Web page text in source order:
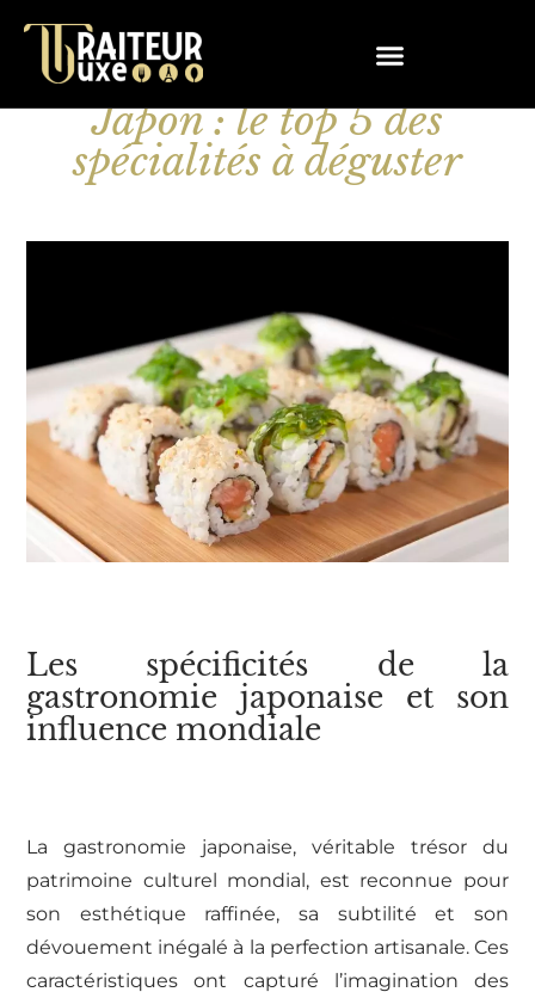
Voyage gastronomique au
Japon : le top 5 des
spécialités à déguster
Les spécificités de la
gastronomie japonaise et son
influence mondiale
La gastronomie japonaise, véritable trésor du
patrimoine culturel mondial, est reconnue pour
son esthétique raffinée, sa subtilité et son
dévouement inégalé à la perfection artisanale. Ces
caractéristiques ont capturé l’imagination des